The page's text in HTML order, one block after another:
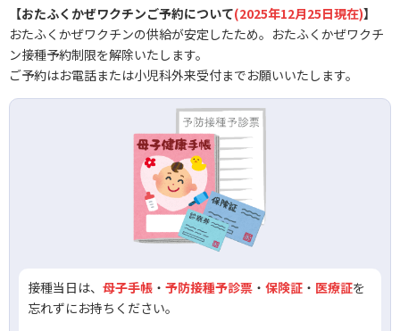
【おたふくかぜワクチンご予約について(2025年12月25日現在)】
おたふくかぜワクチンの供給が安定したため。おたふくかぜワクチ
ン接種予約制限を解除いたします。
ご予約はお電話または小児科外来受付までお願いいたします。
接種当日は、 母子手帳 ・ 予防接種予診票 ・ 保険証 ・ 医療証を
忘れずにお持ちください。